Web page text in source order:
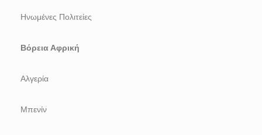
Ηνωμένες Πολιτείες
Βόρεια Αφρική
Αλγερία
Μπενίν